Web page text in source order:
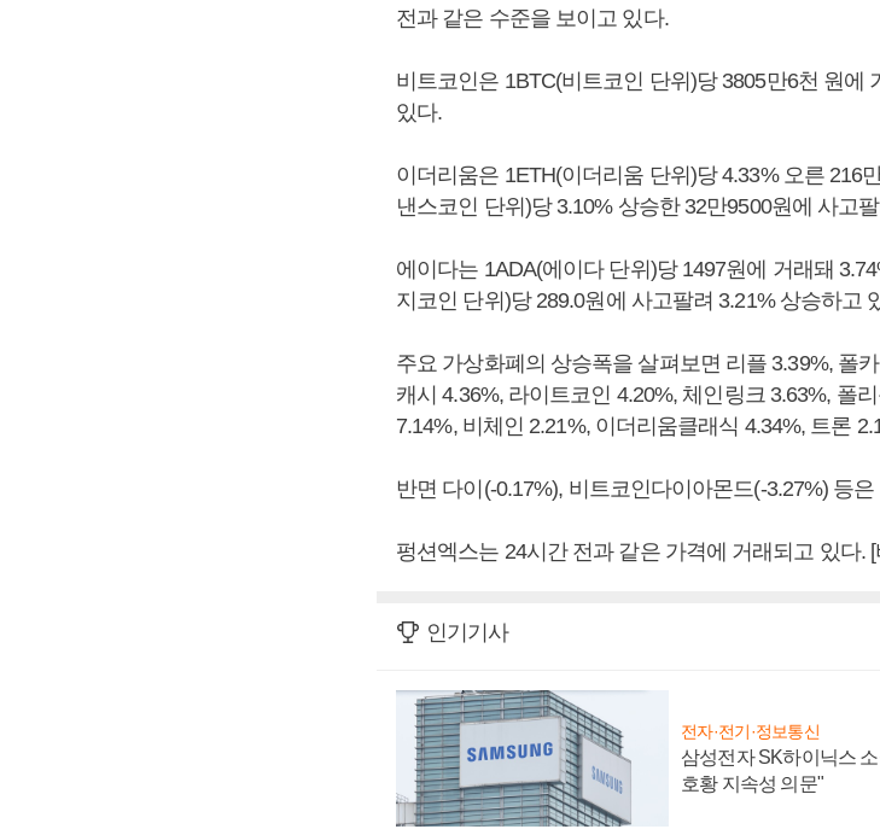
전과 같은 수준을 보이고 있다.
비트코인은 1BTC(비트코인 단위)당 3805만6천 원에
있다.
이더리움은 1ETH(이더리움 단위)당 4.33% 오른 216
낸스코인 단위)당 3.10% 상승한 32만9500원에 사고
에이다는 1ADA(에이다 단위)당 1497원에 거래돼
지코인 단위)당 289.0원에 사고팔려 3.21% 상승하고
주요 가상화폐의 상승폭을 살펴보면 리플 3.39%, 폴
캐시 4.36%, 라이트코인 4.20%, 체인링크 3.63%, 폴
7.14%, 비체인 2.21%, 이더리움클래식 4.34%, 트론
반면 다이(-0.17%), 비트코인다이아몬드(-3.27%) 등
펑션엑스는 24시간 전과 같은 가격에 거래되고 있다.
인기기사
전자·전기·정보통신
삼성전자 SK하이닉스
호황 지속성 의문"